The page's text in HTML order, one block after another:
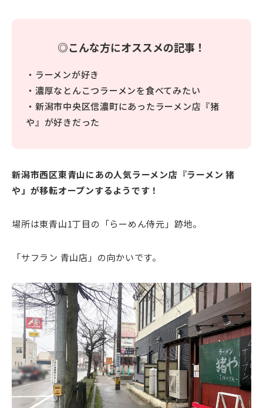
◎こんな方にオススメの記事！
・ラーメンが好き
・濃厚なとんこつラーメンを食べてみたい
・新潟市中央区信濃町にあったラーメン店『猪
や』が好きだった
新潟市西区東青山にあの人気ラーメン店『ラーメン 猪
や」が移転オープンするようです！
場所は東青山1丁目の「らーめん侍元」跡地。
「サフラン 青山店」の向かいです。